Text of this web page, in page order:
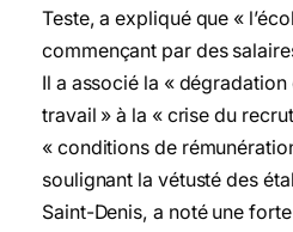
Teste, a expliqué que «
commençant par des
Il a associé la «
travail » à la « crise du
« conditions de
soulignant la vétusté des
Saint-Denis, a noté une